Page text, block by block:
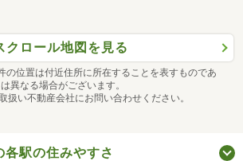
クロール地図を見る
の位置は付近住所に所在することを表すものであ
異なる場合がございます。
扱い不動産会社にお問い合わせください。
各駅の住みやすさ